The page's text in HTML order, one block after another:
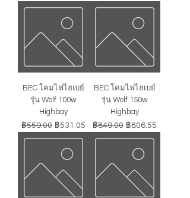
BEC โคมไฟไฮเบย์
รุ่น Wolf 100w
Highbay
ราคาปกติ
฿559.00 ราคาขายลด
฿531.05
BEC โคมไฟไฮเบย์
รุ่น Wolf 150w
Highbay
ราคาปกติ
฿849.00 ราคาขายลด
฿806.55